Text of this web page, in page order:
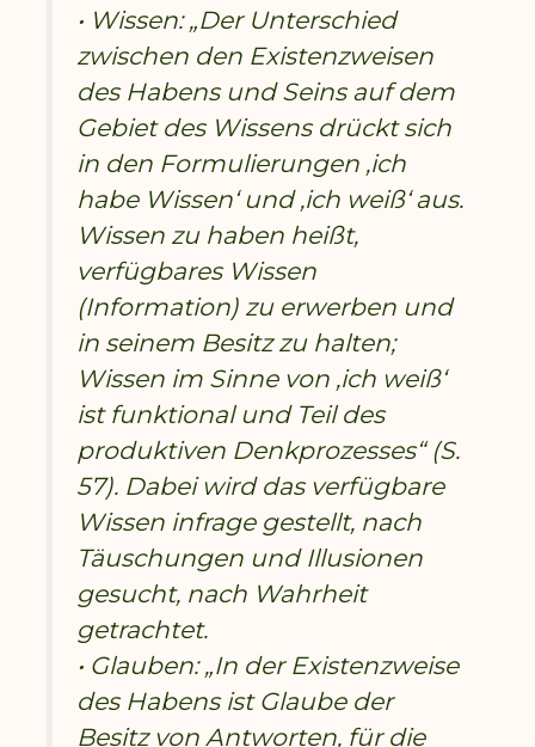
• Wissen: „Der Unterschied
zwischen den Existenzweisen
des Habens und Seins auf dem
Gebiet des Wissens drückt sich
in den Formulierungen ‚ich
habe Wissen‘ und ‚ich weiß‘ aus.
Wissen zu haben heißt,
verfügbares Wissen
(Information) zu erwerben und
in seinem Besitz zu halten;
Wissen im Sinne von ‚ich weiß‘
ist funktional und Teil des
produktiven Denkprozesses“ (S.
57). Dabei wird das verfügbare
Wissen infrage gestellt, nach
Täuschungen und Illusionen
gesucht, nach Wahrheit
getrachtet.
• Glauben: „In der Existenzweise
des Habens ist Glaube der
Besitz von Antworten, für die